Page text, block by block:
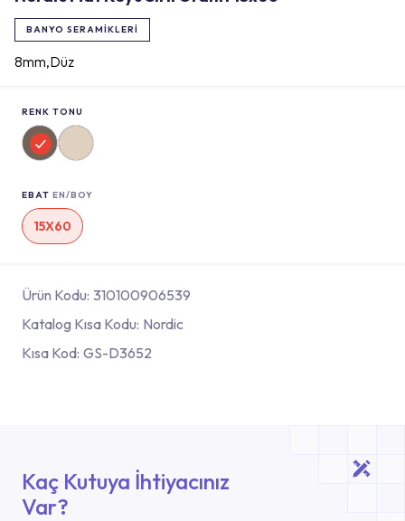
BANYO SERAMIKLERI
8mm,Düz
RENK TONU
EBAT EN/BOY
15X60
Ürün Kodu: 310100906539
Katalog Kısa Kodu: Nordic
Kısa Kod: GS-D3652
Kaç Kutuya İhtiyacınız
Var?